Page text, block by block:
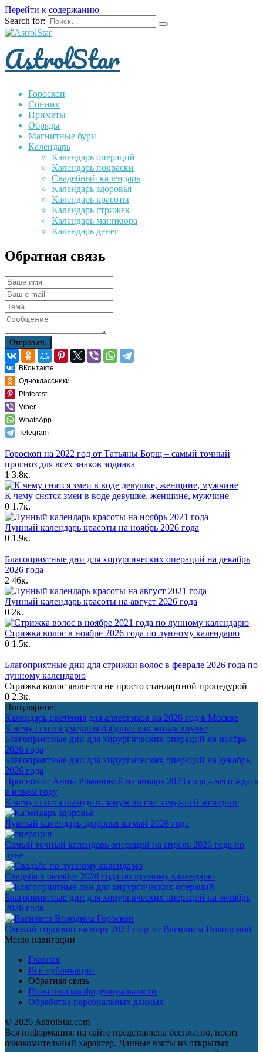
Перейти к содержанию
Search for:
AstrolStar
Гороскоп
Сонник
Приметы
Обряды
Магнитные бури
Календарь
Календарь операций
Календарь покраски
Свадебный календарь
Календарь здоровья
Календарь красоты
Календарь стрижек
Календарь маникюра
Календарь денег
Обратная связь
Отправить
ВКонтакте
Одноклассники
Pinterest
Viber
WhatsApp
Telegram
Гороскоп на 2022 год от Татьяны Борщ – самый точный
прогноз для всех знаков зодиака
1 3.8к.
К чему снятся змеи в воде девушке, женщине, мужчине
0 1.7к.
Лунный календарь красоты на ноябрь 2026 года
0 1.9к.
Благоприятные дни для хирургических операций на декабрь
2026 года
2 46к.
Лунный календарь красоты на август 2026 года
0 2к.
Стрижка волос в ноябре 2026 года по лунному календарю
0 1.5к.
Благоприятные дни для стрижки волос в феврале 2026 года по
лунному календарю
Стрижка волос является не просто стандартной процедурой
0 2.3к.
Популярное:
Календарь цветения для аллергиков на 2026 год в Москве
К чему снится умершая бабушка как живая внучке
Благоприятные дни для хирургических операций на ноябрь
2026 года
Благоприятные дни для хирургических операций на декабрь
2026 года
Прогноз от Анны Романовой на январь 2023 года – чего ждать
в новом году
К чему снится выходить замуж во сне замужней женщине
Лунный календарь здоровья на май 2026 года
Самый точный календарь операций на апрель 2026 года по
луне
Свадьба в октябре 2026 года по лунному календарю
Благоприятные дни для хирургических операций на октябрь
2026 года
Гороскоп
Свежий гороскоп на март 2023 года от Василисы Володиной
Меню навигации
Главная
Все публикации
Обратная связь
Политика конфиденциальности
Обработка персональных данных
© 2026 AstrolStar.com
Вся информация, на сайте представлена бесплатно, носит
ознакомительный характер. Данные взяты из открытых